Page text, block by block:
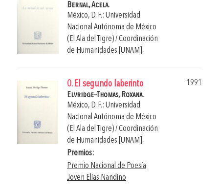
Bernal, Acela.
México, D. F.: Universidad
Nacional Autónoma de México
(El Ala del Tigre) / Coordinación
de Humanidades [UNAM].
0. El segundo laberinto
1991
Elvridge–Thomas, Roxana.
México, D. F.: Universidad
Nacional Autónoma de México
(El Ala del Tigre) / Coordinación
de Humanidades [UNAM].
Premios:
Premio Nacional de Poesía
Joven Elías Nandino